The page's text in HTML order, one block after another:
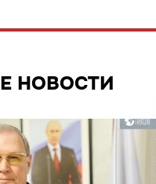
НОВОСТИ